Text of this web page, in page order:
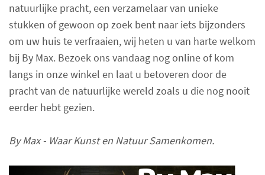
natuurlijke pracht, een verzamelaar van unieke
stukken of gewoon op zoek bent naar iets bijzonders
om uw huis te verfraaien, wij heten u van harte welkom
bij By Max. Bezoek ons vandaag nog online of kom
langs in onze winkel en laat u betoveren door de
pracht van de natuurlijke wereld zoals u die nog nooit
eerder hebt gezien.
By Max - Waar Kunst en Natuur Samenkomen.